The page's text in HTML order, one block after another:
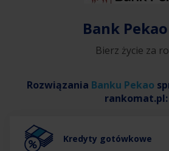
Bank
Bierz życie za
Rozwiązania Banku Pekao
rankomat.pl:
Kredyty gotówkowe